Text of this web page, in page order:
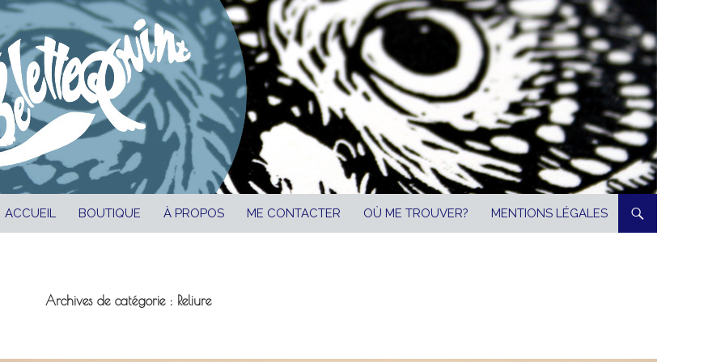
ACCUEIL BOUTIQUE À PROPOS ME CONTACTER OÙ ME TROUVER? MENTIONS LÉGALES
Archives de catégorie : Reliure